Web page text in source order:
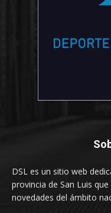
DSL es un sitio web
provincia de San Luis
novedades del ámbito